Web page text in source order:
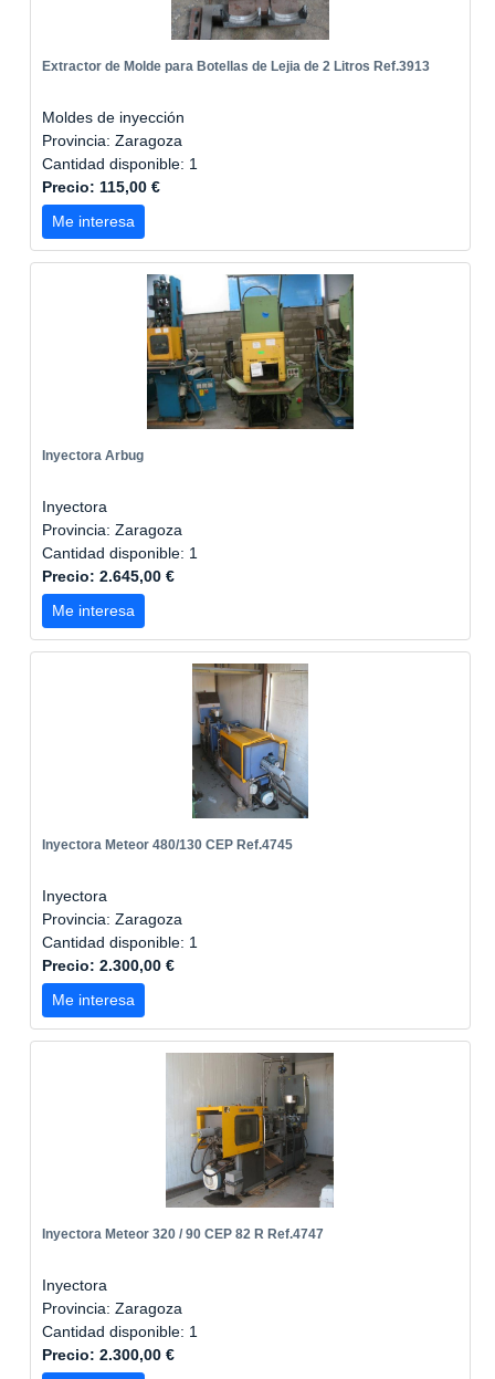
Extractor de Molde para Botellas de Lejia de 2 Litros Ref.3913
Moldes de inyección
Provincia: Zaragoza
Cantidad disponible: 1
Precio: 115,00 €
Me interesa
Inyectora Arbug
Inyectora
Provincia: Zaragoza
Cantidad disponible: 1
Precio: 2.645,00 €
Me interesa
Inyectora Meteor 480/130 CEP Ref.4745
Inyectora
Provincia: Zaragoza
Cantidad disponible: 1
Precio: 2.300,00 €
Me interesa
Inyectora Meteor 320 / 90 CEP 82 R Ref.4747
Inyectora
Provincia: Zaragoza
Cantidad disponible: 1
Precio: 2.300,00 €